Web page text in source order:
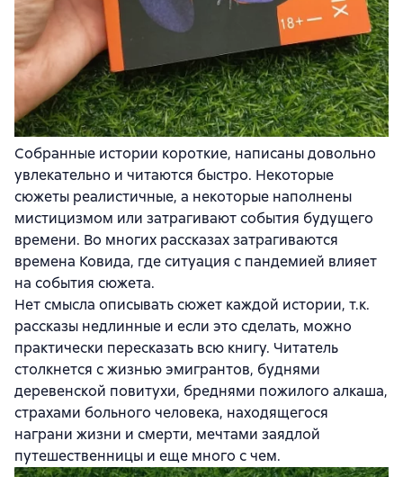
Собранные истории короткие, написаны довольно
увлекательно и читаются быстро. Некоторые
сюжеты реалистичные, а некоторые наполнены
мистицизмом или затрагивают события будущего
времени. Во многих рассказах затрагиваются
времена Ковида, где ситуация с пандемией влияет
на события сюжета.
Нет смысла описывать сюжет каждой истории, т.к.
рассказы недлинные и если это сделать, можно
практически пересказать всю книгу. Читатель
столкнется с жизнью эмигрантов, буднями
деревенской повитухи, бреднями пожилого алкаша,
страхами больного человека, находящегося
награни жизни и смерти, мечтами заядлой
путешественницы и еще много с чем.